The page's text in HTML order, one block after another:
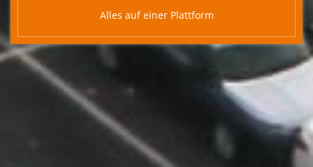
Alles auf einer Plattform